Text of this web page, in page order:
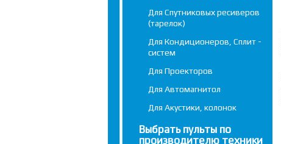
Для Спутниковых ресиверов
(тарелок)
Для Кондиционеров, Сплит -
систем
Для Проекторов
Для Автомагнитол
Для Акустики, колонок
Выбрать пульты по
производителю техники